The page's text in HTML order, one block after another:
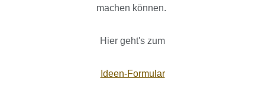
machen können.
Hier geht's zum
Ideen-Formular